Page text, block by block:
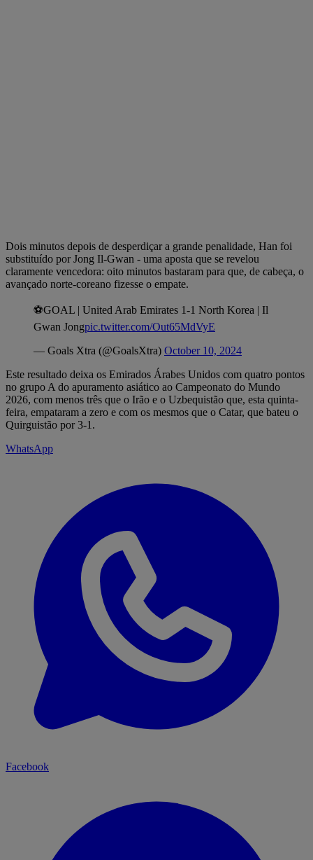
Dois minutos depois de desperdiçar a grande penalidade, Han foi
substituído por Jong Il-Gwan - uma aposta que se revelou
claramente vencedora: oito minutos bastaram para que, de cabeça, o
avançado norte-coreano fizesse o empate.
⚽️GOAL | United Arab Emirates 1-1 North Korea | Il
Gwan Jongpic.twitter.com/Out65MdVyE
— Goals Xtra (@GoalsXtra) October 10, 2024
Este resultado deixa os Emirados Árabes Unidos com quatro pontos
no grupo A do apuramento asiático ao Campeonato do Mundo
2026, com menos três que o Irão e o Uzbequistão que, esta quinta-
feira, empataram a zero e com os mesmos que o Catar, que bateu o
Quirguistão por 3-1.
WhatsApp
Facebook